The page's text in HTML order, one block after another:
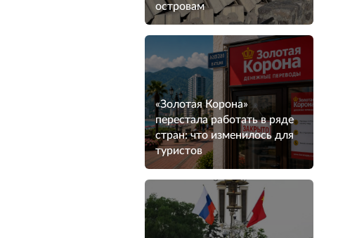
островам
«Золотая Корона»
перестала работать в ряде
стран: что изменилось для
туристов